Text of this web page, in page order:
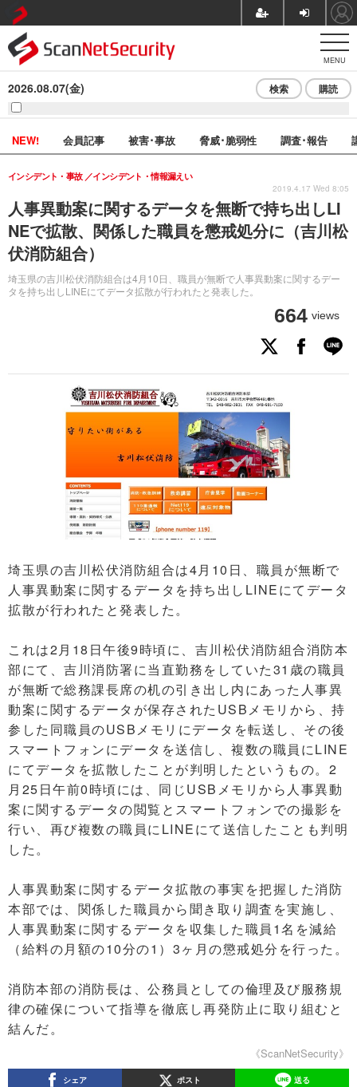
MENU
2026.08.07(金) 検索 購読
NEW! 会員記事 被害･事故 脅威･脆弱性 調査･報告
人事異動案に関するデータを無断で持ち出しLI
NEで拡散、関係した職員を懲戒処分に（吉川松
伏消防組合）
埼玉県の吉川松伏消防組合は4月10日、職員が無断で人事異動案に関するデー
タを持ち出しLINEにてデータ拡散が行われたと発表した。
インシデント・事故 インシデント・情報漏えい
664 views
2019.4.17 Wed 8:05
埼玉県の吉川松伏消防組合は4月10日、職員が無断で
人事異動案に関するデータを持ち出しLINEにてデータ
拡散が行われたと発表した。
これは2月18日午後9時頃に、吉川松伏消防組合消防本
部にて、吉川消防署に当直勤務をしていた31歳の職員
が無断で総務課長席の机の引き出し内にあった人事異
動案に関するデータが保存されたUSBメモリから、持
参した同職員のUSBメモリにデータを転送し、その後
スマートフォンにデータを送信し、複数の職員にLINE
にてデータを拡散したことが判明したというもの。2
月25日午前0時頃には、同じUSBメモリから人事異動
案に関するデータの閲覧とスマートフォンでの撮影を
行い、再び複数の職員にLINEにて送信したことも判明
した。
人事異動案に関するデータ拡散の事実を把握した消防
本部では、関係した職員から聞き取り調査を実施し、
人事異動案に関するデータを収集した職員1名を減給
（給料の月額の10分の1）3ヶ月の懲戒処分を行った。
消防本部の消防長は、公務員としての倫理及び服務規
律の確保について指導を徹底し再発防止に取り組むと
結んだ。
《ScanNetSecurity》
シェア ポスト 送る